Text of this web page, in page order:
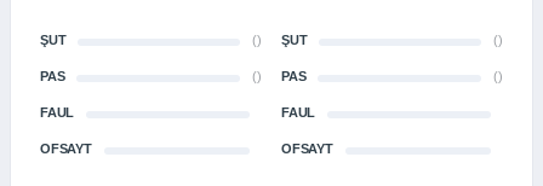
ŞUT ()
PAS ()
FAUL
OFSAYT
ŞUT ()
PAS ()
FAUL
OFSAYT